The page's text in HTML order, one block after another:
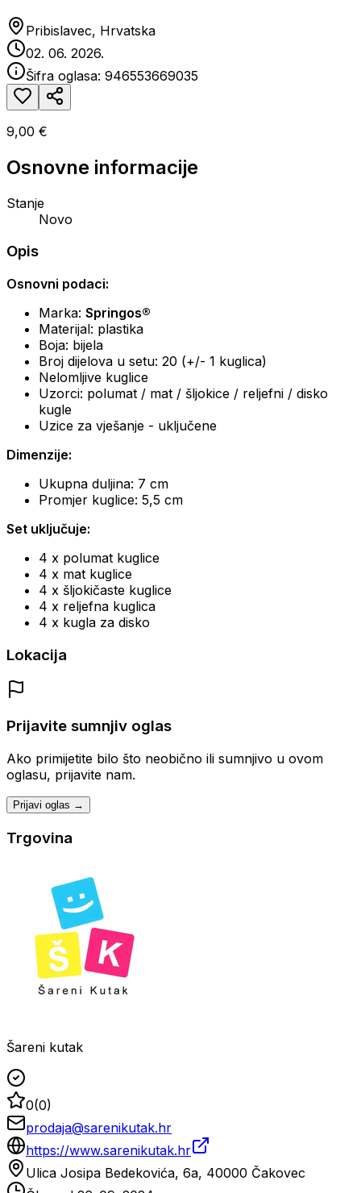
Pribislavec, Hrvatska
02. 06. 2026.
Šifra oglasa: 946553669035
9,00 €
Osnovne informacije
Stanje
Novo
Opis
Osnovni podaci:
Marka: Springos®
Materijal: plastika
Boja: bijela
Broj dijelova u setu: 20 (+/- 1 kuglica)
Nelomljive kuglice
Uzorci: polumat / mat / šljokice / reljefni / disko
kugle
Uzice za vješanje - uključene
Dimenzije:
Ukupna duljina: 7 cm
Promjer kuglice: 5,5 cm
Set uključuje:
4 x polumat kuglice
4 x mat kuglice
4 x šljokičaste kuglice
4 x reljefna kuglica
4 x kugla za disko
Lokacija
Prijavite sumnjiv oglas
Ako primijetite bilo što neobično ili sumnjivo u ovom
oglasu, prijavite nam.
Prijavi oglas →
Trgovina
Šareni kutak
0(0)
prodaja@sarenikutak.hr
https://www.sarenikutak.hr
Ulica Josipa Bedekovića, 6a, 40000 Čakovec